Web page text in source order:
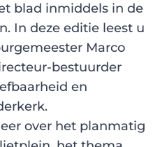
blad inmiddels in de
In deze editie leest u
Marco
bestuurder
en
over het planmatig